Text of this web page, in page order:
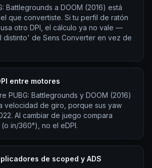
Battlegrounds a DOOM (2016) está
que convertiste. Si tu perfil de ratón
otro DPI, el cálculo ya no vale —
distinto' de Sens Converter en vez de
entre motores
PUBG: Battlegrounds y DOOM (2016)
velocidad de giro, porque sus yaw
Al cambiar de juego compara
in/360°), no el eDPI.
de scoped y ADS